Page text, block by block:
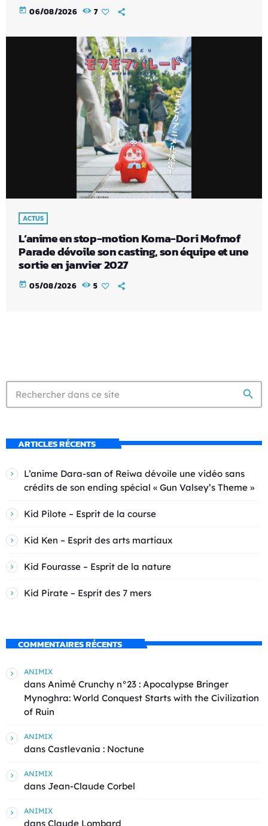
today 06/08/2026 7
ACTUS
L’anime en stop-motion Koma-Dori Mofmof
Parade dévoile son casting, son équipe et une
sortie en janvier 2027
today 05/08/2026 5
search
ARTICLES RÉCENTS
L’anime Dara-san of Reiwa dévoile une vidéo sans
crédits de son ending spécial « Gun Valsey’s Theme »
Kid Pilote – Esprit de la course
Kid Ken – Esprit des arts martiaux
Kid Fourasse – Esprit de la nature
Kid Pirate – Esprit des 7 mers
COMMENTAIRES RÉCENTS
ANIMIX
dans Animé Crunchy n°23 : Apocalypse Bringer
Mynoghra: World Conquest Starts with the Civilization
of Ruin
ANIMIX
dans Castlevania : Noctune
ANIMIX
dans Jean-Claude Corbel
ANIMIX
dans Claude Lombard